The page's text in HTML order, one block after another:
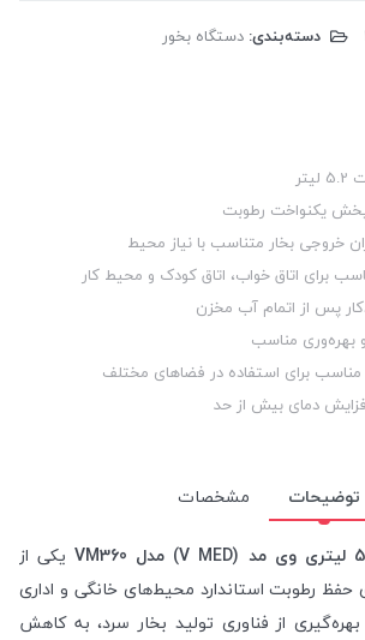
دسته‌بندی: دستگاه بخور
پخش یکنواخت رطوبت
خروجی بخار متناسب با نیاز محیط
برای اتاق خواب، اتاق کودک و محیط کار
پس از اتمام آب مخزن
بهره‌وری مناسب
مناسب برای استفاده در فضاهای مختلف
دمای بیش از حد
توضیحات
مشخصات
یکی از
حفظ رطوبت استاندارد محیط‌های خانگی و اداری
از فناوری تولید بخار سرد، به کاهش